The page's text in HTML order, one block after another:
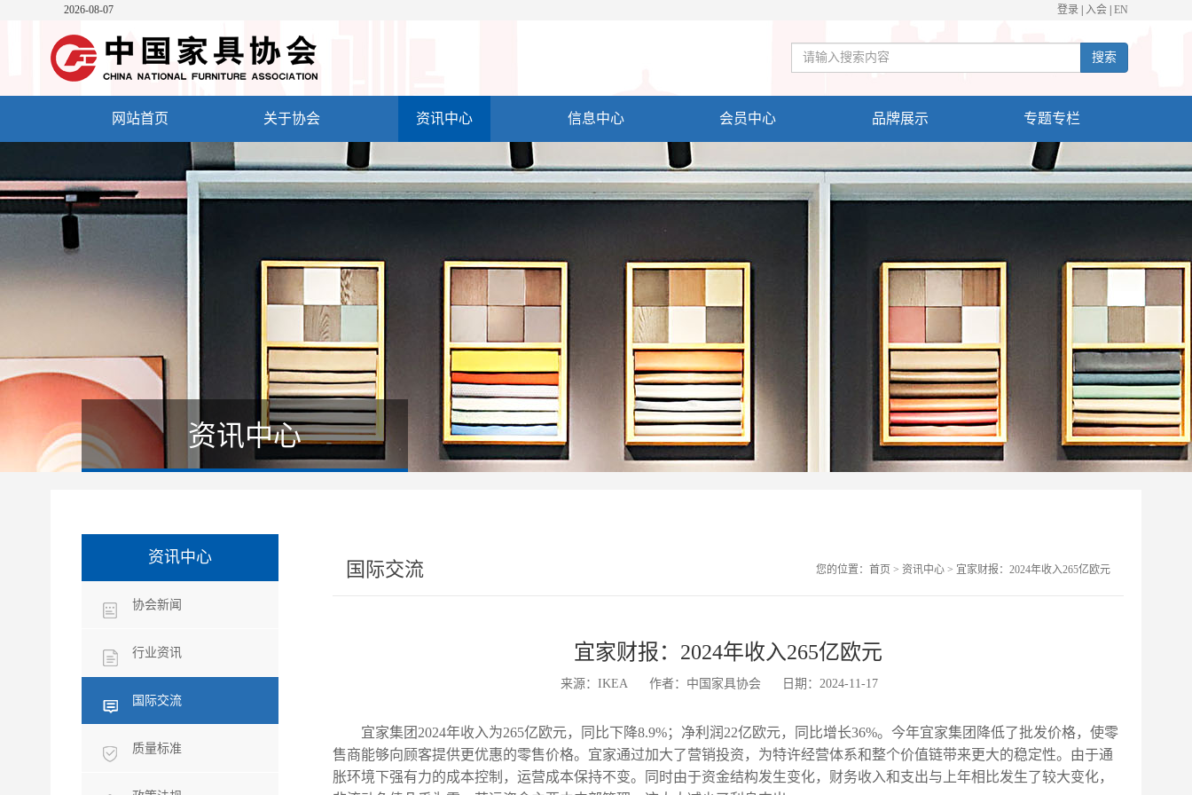
2026-08-07 登录 入会 EN
搜索
网站首页 关于协会 资讯中心 信息中心 会员中心 品牌展示 专题专栏
资讯中心
资讯中心
协会新闻
行业资讯
国际交流
质量标准
国际交流 您的位置： 首页 > 资讯中心> 宜家财报：2024年收入265亿欧元
宜家财报：2024年收入265亿欧元
来源：IKEA 作者：中国家具协会 日期：2024-11-17
宜家集团 2024年收入为265亿欧元，同比下降8.9%；净利润22亿欧元，同比增长36%。今年宜家集团降低了批发价格，使零
售商能够向顾客提供更优惠的零售价格。宜家通过加大了营销投资，为特许经营体系和整个价值链带来更大的稳定性。由于通
胀环境下强有力的成本控制，运营成本保持不变。同时由于资金结构发生变化，财务收入和支出与上年相比发生了较大变化，